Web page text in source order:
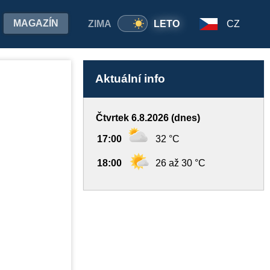
ZIMA LETO
MAGAZÍN CZ
Aktuální info
Čtvrtek 6.8.2026 (dnes)
17:00 32 °C
18:00 26 až 30 °C